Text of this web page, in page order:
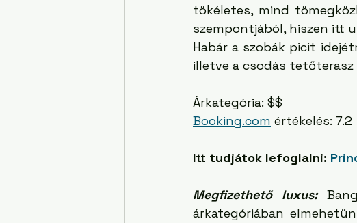
tökéletes, mind
szempontjából, hiszen itt
Habár a szobák picit
illetve a csodás
Árkategória: $$
Booking.com értékelés: 7.2
Itt tudjátok lefoglalni:
Megfizethető luxus:
árkategóriában